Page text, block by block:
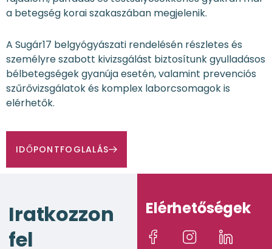
a betegség korai szakaszában megjelenik.
A Sugár17 belgyógyászati rendelésén részletes és
személyre szabott kivizsgálást biztosítunk gyulladásos
bélbetegségek gyanúja esetén, valamint prevenciós
szűrővizsgálatok és komplex laborcsomagok is
elérhetők.
IDŐPONTFOGLALÁS
Iratkozzon
fel
Elérhetőségek